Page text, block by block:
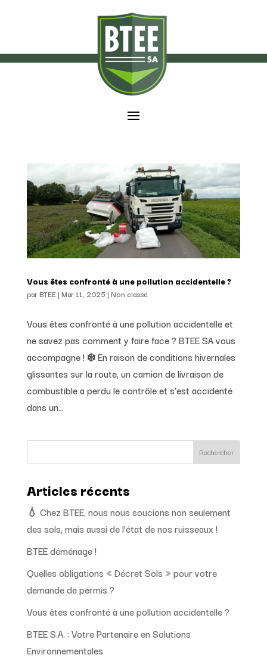
Vous êtes confronté à une pollution accidentelle ?
parBTEE| Mar 11, 2025 | Non classé
Vous êtes confronté à une pollution accidentelle et
ne savez pas comment y faire face ? BTEE SA vous
accompagne ! ❄️ En raison de conditions hivernales
glissantes sur la route, un camion de livraison de
combustible a perdu le contrôle et s’est accidenté
dans un...
Rechercher
Articles récents
💧 Chez BTEE, nous nous soucions non seulement
des sols, mais aussi de l’état de nos ruisseaux !
BTEE déménage !
Quelles obligations « Décret Sols » pour votre
demande de permis ?
Vous êtes confronté à une pollution accidentelle ?
BTEE S.A. : Votre Partenaire en Solutions
Environnementales